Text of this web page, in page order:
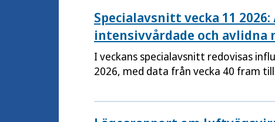
Specialavsnitt vecka 11
intensivvårdade och avlidna
I veckans specialavsnitt redovisas
2026, med data från vecka 40 fram